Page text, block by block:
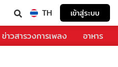
TH เข้าสู่ระบบ
ข่าวสารวงการเพลง อาหาร